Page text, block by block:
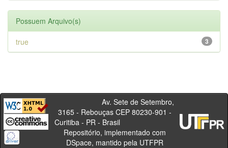
Possuem Arquivo(s)
3
true
Av. Sete de Setembro,
3165 - Rebouças CEP 80230-901 -
Curitiba - PR - Brasil
Repositório, implementado com
DSpace, mantido pela UTFPR